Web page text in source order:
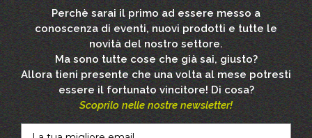
Perchè sarai il primo ad essere messo a
conoscenza di eventi, nuovi prodotti e tutte le
novità del nostro settore.
Ma sono tutte cose che già sai, giusto?
Allora tieni presente che una volta al mese potresti
essere il fortunato vincitore! Di cosa?
Scoprilo nelle nostre newsletter!